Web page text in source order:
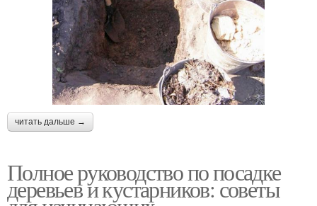
читать дальше →
Полное руководство по посадке
деревьев и кустарников: советы